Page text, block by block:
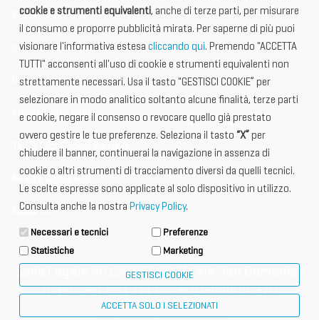
Documentazione
Informazione importante
Vetrina Espositori
International Club
Tax & Legal Global Services
News e Comunicati
Media Kit
Sede Legale 40124 BOLOGNA, Via San Domenico
4, tel. 051 6317111, C.F. 91398840370
privacy policy cookie policy
cookie e strumenti equivalenti, anche di terze parti, per misurare
il consumo e proporre pubblicità mirata. Per saperne di più puoi
visionare l'informativa estesa cliccando qui. Premendo "ACCETTA
TUTTI" acconsenti all'uso di cookie e strumenti equivalenti non
strettamente necessari. Usa il tasto "GESTISCI COOKIE” per
selezionare in modo analitico soltanto alcune finalità, terze parti
e cookie, negare il consenso o revocare quello già prestato
ovvero gestire le tue preferenze. Seleziona il tasto “X” per
chiudere il banner, continuerai la navigazione in assenza di
cookie o altri strumenti di tracciamento diversi da quelli tecnici.
Le scelte espresse sono applicate al solo dispositivo in utilizzo.
Consulta anche la nostra Privacy Policy.
Necessari e tecnici
Preferenze
Statistiche
Marketing
GESTISCI COOKIE
ACCETTA SOLO I SELEZIONATI